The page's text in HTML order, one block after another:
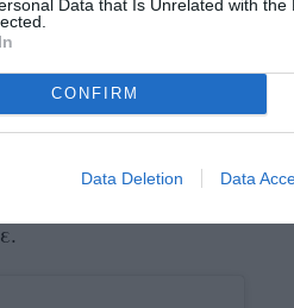
Data that Is Unrelated with the
CONFIRM
Data Deletion Data
πως διατηρεί σχέση
και σχέδια γάμου
Δεν αποκλείω
να προσδιορίσω